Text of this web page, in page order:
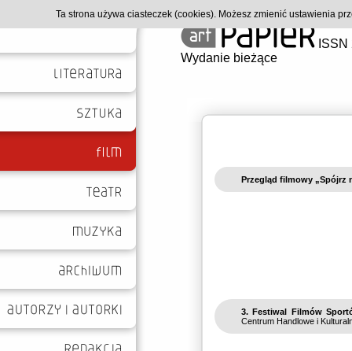
Wydanie bieżące
Przegląd filmowy „Spójrz
3. Festiwal Filmów
Centrum Handlowe i
Ta strona używa ciasteczek (cookies). Możesz zmienić ustawienia